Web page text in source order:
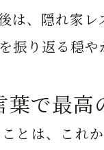
は、隠れ家
振り返る穏
葉で最高
とは、これ